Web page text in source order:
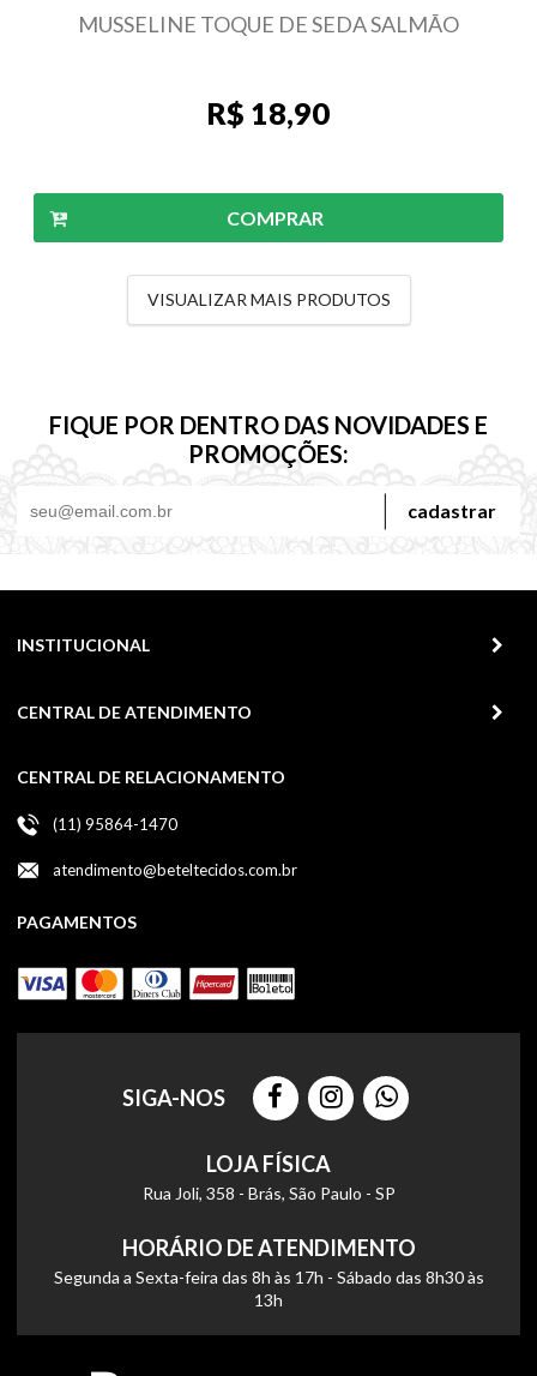
MUSSELINE TOQUE DE SEDA SALMÃO
R$ 18,90
COMPRAR
VISUALIZAR MAIS PRODUTOS
FIQUE POR DENTRO DAS NOVIDADES E
PROMOÇÕES:
cadastrar
INSTITUCIONAL
CENTRAL DE ATENDIMENTO
CENTRAL DE RELACIONAMENTO
(11) 95864-1470
atendimento@beteltecidos.com.br
PAGAMENTOS
SIGA-NOS
LOJA FÍSICA
Rua Joli, 358 - Brás, São Paulo - SP
HORÁRIO DE ATENDIMENTO
Segunda a Sexta-feira das 8h às 17h - Sábado das 8h30 às
13h